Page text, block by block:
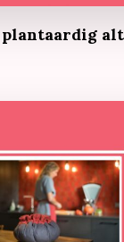
plantaardig